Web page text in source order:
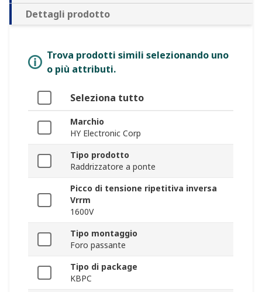
Dettagli prodotto
Trova prodotti simili selezionando uno
o più attributi.
Seleziona tutto
Marchio
HY Electronic Corp
Tipo prodotto
Raddrizzatore a ponte
Picco di tensione ripetitiva inversa
Vrrm
1600V
Tipo montaggio
Foro passante
Tipo di package
KBPC